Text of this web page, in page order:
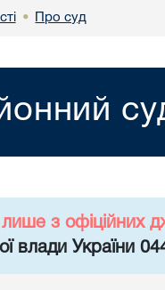
• Про суд
з офіційних
влади України